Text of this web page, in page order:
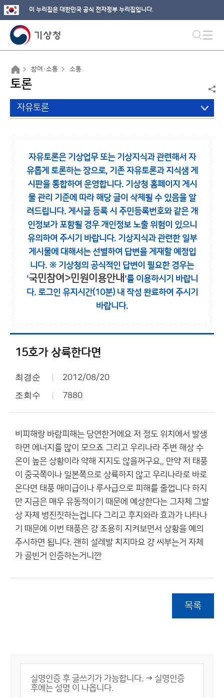
이 누리집은 대한민국 공식 전자정부 누리집입니다.
참여·소통 소통
토론
자유토론
자유토론은 기상업무 또는 기상지식과 관련해서 자
유롭게 토론하는 장으로, 기존 자유토론과 지식샘 게
시판을 통합하여 운영합니다. 기상청 홈페이지 게시
물 관리 기준에 따라 해당 글이 삭제될 수 있음을 알
려드립니다. 게시글 등록 시 주민등록번호와 같은 개
인정보가 포함될 경우 개인정보 노출 위험이 있으니
유의하여 주시기 바랍니다. 기상지식과 관련한 일부
게시물에 대해서는 선별하여 답변을 게재할 예정입
니다. ※ 기상청의 공식적인 답변이 필요한 경우는
'국민참여>민원이용안내 '를 이용하시기 바랍니
다. 로그인 유지시간(10분) 내 작성 완료하여 주시기
바랍니다.
15호가 상륙한다면
최경순 2012/08/20
조회수 7880
비피해랑 바람피해는 당연한거에요 저 정도 위치에서 발생
하면 에너지를 많이 모으죠 그리고 우리나라 주변 해상 수
온이 높은 상황이라 약해 지지도 않을꺼구요,, 만약 저 태풍
이 중국쪽이나 일본쪽으로 상륙하지 않고 우리나라로 바로
온다면 태풍 매미급이나 루사급으로 피해를 줄껍니다 하지
만 지금은 매우 유동적이기 때문에 예상한다는 그자체 그발
상 자체 병진짓하는겁니다 그리고 후지와라 효과가 나타나
기 때문에 이번 태풍은 걍 조용히 지켜보면서 상황을 예의
주시하면 됩니다. 괜히 설레발 치지마요 걍 씨부는거 자체
가 골빈거 인증하는거니깐
목록